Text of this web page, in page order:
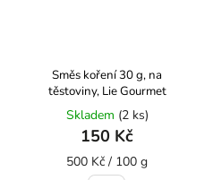
Směs koření 30 g, na
těstoviny, Lie Gourmet
Skladem (2 ks)
150 Kč
500 Kč / 100 g